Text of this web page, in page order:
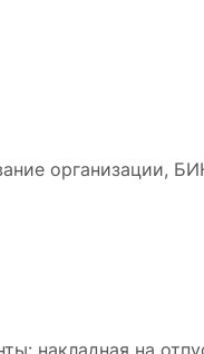
организации,